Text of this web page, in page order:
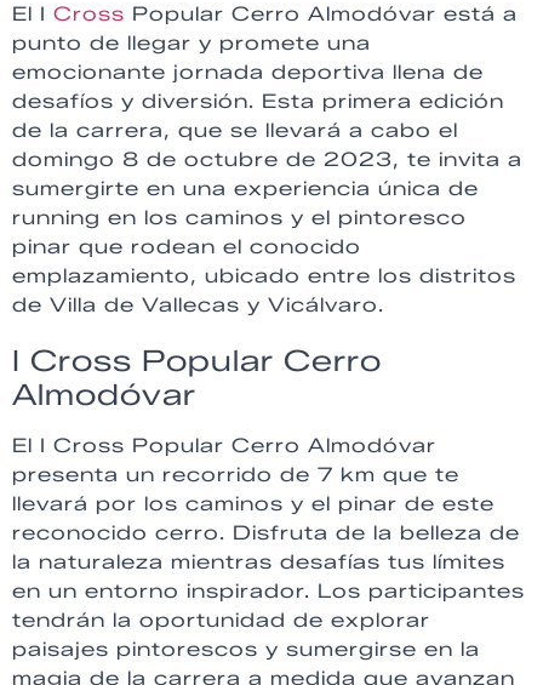
El I Cross Popular Cerro Almodóvar está a
punto de llegar y promete una
emocionante jornada deportiva llena de
desafíos y diversión. Esta primera edición
de la carrera, que se llevará a cabo el
domingo 8 de octubre de 2023, te invita a
sumergirte en una experiencia única de
running en los caminos y el pintoresco
pinar que rodean el conocido
emplazamiento, ubicado entre los distritos
de Villa de Vallecas y Vicálvaro.
I Cross Popular Cerro
Almodóvar
El I Cross Popular Cerro Almodóvar
presenta un recorrido de 7 km que te
llevará por los caminos y el pinar de este
reconocido cerro. Disfruta de la belleza de
la naturaleza mientras desafías tus límites
en un entorno inspirador. Los participantes
tendrán la oportunidad de explorar
paisajes pintorescos y sumergirse en la
magia de la carrera a medida que avanzan